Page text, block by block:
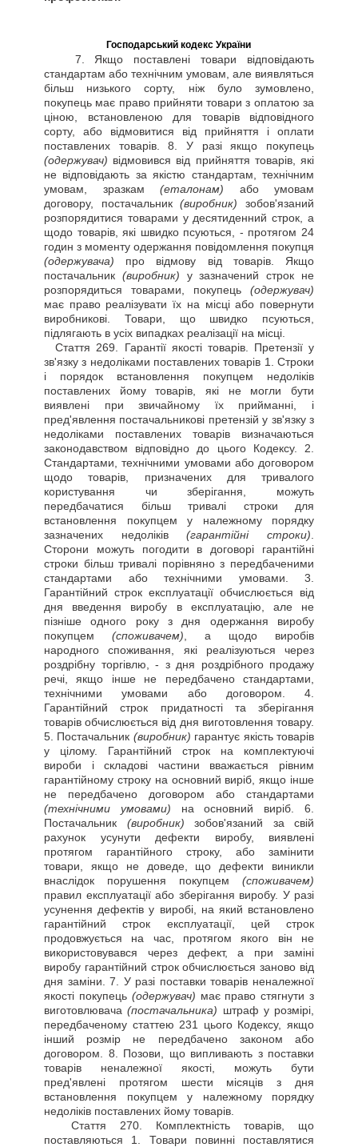
Господарський кодекс України
7. Якщо поставлені товари відповідають
стандартам або технічним умовам, але виявляться
більш низького сорту, ніж було зумовлено,
покупець має право прийняти товари з оплатою за
ціною, встановленою для товарів відповідного
сорту, або відмовитися від прийняття і оплати
поставлених товарів. 8. У разі якщо покупець
(одержувач) відмовився від прийняття товарів, які
не відповідають за якістю стандартам, технічним
умовам, зразкам (еталонам) або умовам
договору, постачальник(виробник) зобов'язаний
розпорядитися товарами у десятиденний строк, а
щодо товарів, які швидко псуються, - протягом 24
годин з моменту одержання повідомлення покупця
(одержувача) про відмову від товарів. Якщо
постачальник (виробник) у зазначений строк не
розпорядиться товарами, покупець (одержувач)
має право реалізувати їх на місці або повернути
виробникові. Товари, що швидко псуються,
підлягають в усіх випадках реалізації на місці.
Стаття 269. Гарантії якості товарів. Претензії у
зв'язку з недоліками поставлених товарів 1. Строки
і порядок встановлення покупцем недоліків
поставлених йому товарів, які не могли бути
виявлені при звичайному їх прийманні, і
пред'явлення постачальникові претензій у зв'язку з
недоліками поставлених товарів визначаються
законодавством відповідно до цього Кодексу. 2.
Стандартами, технічними умовами або договором
щодо товарів, призначених для тривалого
користування чи зберігання, можуть
передбачатися більш тривалі строки для
встановлення покупцем у належному порядку
зазначених недоліків(гарантійні строки)
Сторони можуть погодити в договорі гарантійні
строки більш тривалі порівняно з передбаченими
стандартами або технічними умовами. 3.
Гарантійний строк експлуатації обчислюється від
дня введення виробу в експлуатацію, але не
пізніше одного року з дня одержання виробу
покупцем (споживачем) , а щодо виробів
народного споживання, які реалізуються через
роздрібну торгівлю, - з дня роздрібного продажу
речі, якщо інше не передбачено стандартами,
технічними умовами або договором. 4.
Гарантійний строк придатності та зберігання
товарів обчислюється від дня виготовлення товару.
5. Постачальник (виробник) гарантує якість товарів
у цілому. Гарантійний строк на комплектуючі
вироби і складові частини вважається рівним
гарантійному строку на основний виріб, якщо інше
не передбачено договором або стандартами
(технічними умовами) на основний виріб. 6.
Постачальник (виробник) зобов'язаний за свій
рахунок усунути дефекти виробу, виявлені
протягом гарантійного строку, або замінити
товари, якщо не доведе, що дефекти виникли
внаслідок порушення покупцем (споживачем)
правил експлуатації або зберігання виробу. У разі
усунення дефектів у виробі, на який встановлено
гарантійний строк експлуатації, цей строк
продовжується на час, протягом якого він не
використовувався через дефект, а при заміні
виробу гарантійний строк обчислюється заново від
дня заміни. 7. У разі поставки товарів неналежної
якості покупець (одержувач) має право стягнути з
виготовлювача(постачальника) штраф у розмірі,
передбаченому статтею 231 цього Кодексу, якщо
інший розмір не передбачено законом або
договором. 8. Позови, що випливають з поставки
товарів неналежної якості, можуть бути
пред'явлені протягом шести місяців з дня
встановлення покупцем у належному порядку
недоліків поставлених йому товарів.
Стаття 270. Комплектність товарів, що
поставляються 1. Товари повинні поставлятися